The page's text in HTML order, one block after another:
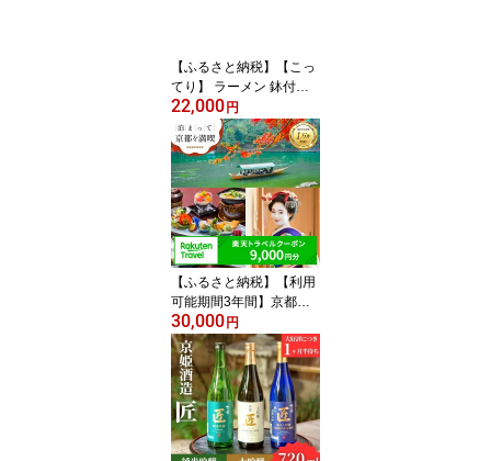
【ふるさと納税】【こっ
てり】 ラーメン 鉢付き
天下一品 家麺 4食 セット
＜チャーシュー・メン
マ・鉢付き＞ | 拉麺 麺 生
麺 京都 京都市 京都府 小
分け お取り寄せ 有名店
ご当地 ギフト 冷蔵（B-J
B23）
22,000円
【ふるさと納税】【利用
可能期間3年間】京都府
京都市の対象施設で使え
る楽天トラベルクーポン
寄付額30,000円 観光地
応援 温泉 観光 旅行 ホテ
ル 旅館 クーポン チケッ
ト 予約 父の日 母の日
30,000円